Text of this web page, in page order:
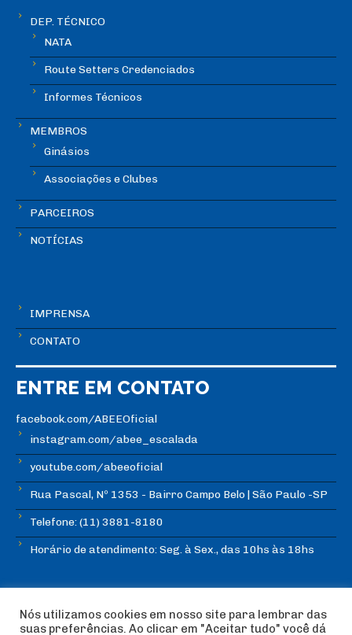
DEP. TÉCNICO
NATA
Route Setters Credenciados
Informes Técnicos
MEMBROS
Ginásios
Associações e Clubes
PARCEIROS
NOTÍCIAS
IMPRENSA
CONTATO
ENTRE EM CONTATO
facebook.com/ABEEOficial
instagram.com/abee_escalada
youtube.com/abeeoficial
Rua Pascal, Nº 1353 - Bairro Campo Belo | São Paulo -SP
Telefone: (11) 3881-8180
Horário de atendimento: Seg. à Sex., das 10hs às 18hs
Nós utilizamos cookies em nosso site para lembrar das
suas preferências. Ao clicar em "Aceitar tudo" você dá